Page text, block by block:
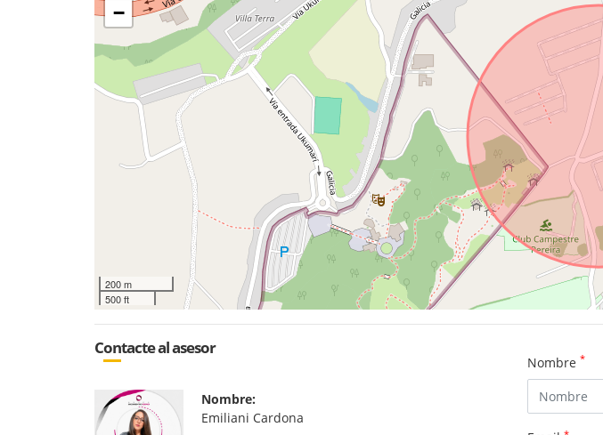
−
200 m
500 ft
Contacte al asesor
Nombre:
Emiliani Cardona
Nombre *